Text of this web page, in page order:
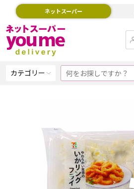
ネットスーパー
カテゴリー